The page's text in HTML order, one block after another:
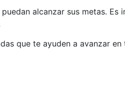
alcanzar sus metas. Es
que te ayuden a avanzar